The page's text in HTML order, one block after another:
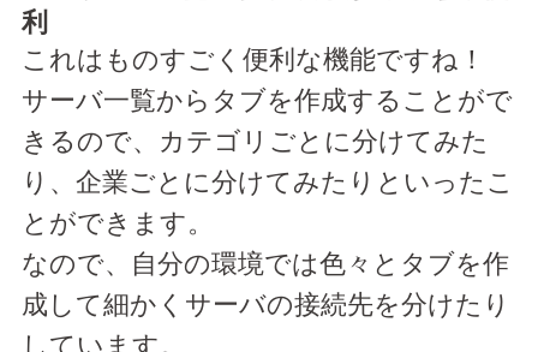
利
これはものすごく便利な機能ですね！
サーバ一覧からタブを作成することがで
きるので、カテゴリごとに分けてみた
り、企業ごとに分けてみたりといったこ
とができます。
なので、自分の環境では色々とタブを作
成して細かくサーバの接続先を分けたり
しています。